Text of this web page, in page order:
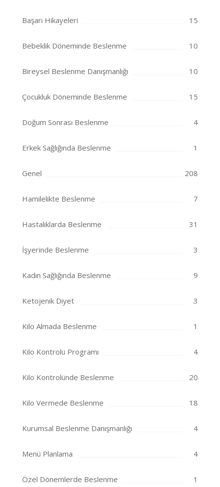
Başarı Hikayeleri 15
Bebeklik Döneminde Beslenme 10
Bireysel Beslenme Danışmanlığı 10
Çocukluk Döneminde Beslenme 15
Doğum Sonrası Beslenme 4
Erkek Sağlığında Beslenme 1
Genel 208
Hamilelikte Beslenme 7
Hastalıklarda Beslenme 31
İşyerinde Beslenme 3
Kadın Sağlığında Beslenme 9
Ketojenik Diyet 3
Kilo Almada Beslenme 1
Kilo Kontrolü Programı 4
Kilo Kontrolünde Beslenme 20
Kilo Vermede Beslenme 18
Kurumsal Beslenme Danışmanlığı 4
Menü Planlama 4
Özel Dönemlerde Beslenme 1